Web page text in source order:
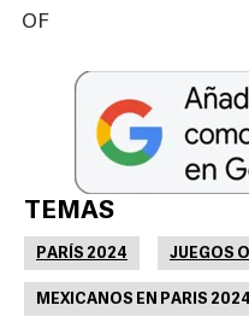
OF
TEMAS
PARÍS 2024 JUEGOS
MEXICANOS EN PARIS 2024